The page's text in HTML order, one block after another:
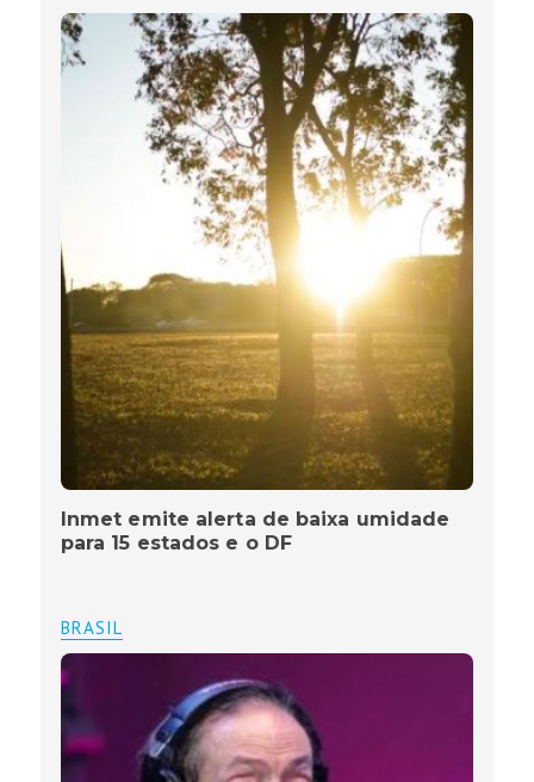
Inmet emite alerta de baixa umidade
para 15 estados e o DF
BRASIL